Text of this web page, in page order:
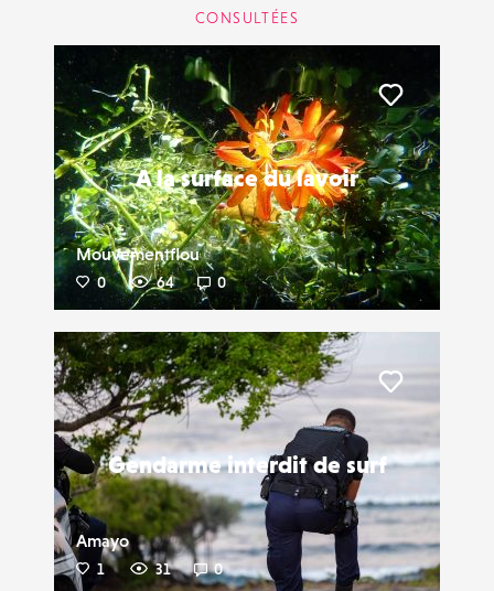
CONSULTÉES
A la surface du lavoir
Mouvementflou
0 64 0
Liker
Gendarme interdit de surf
Amayo
1 31 0